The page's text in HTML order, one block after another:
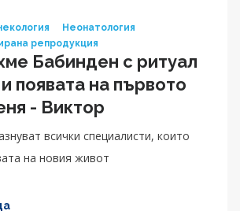
Неонатология
репродукция
Бабинден с ритуал
появата на първото
- Виктор
всички специалисти, които
на новия живот